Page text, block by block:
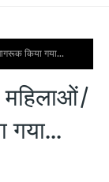
किया गया...
गया...